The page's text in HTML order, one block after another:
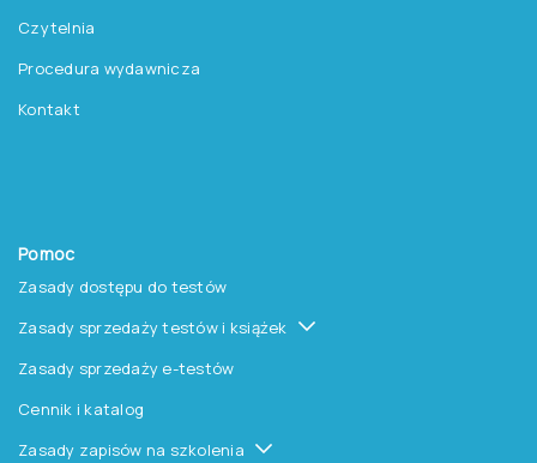
Czytelnia
Procedura wydawnicza
Kontakt
Pomoc
Zasady dostępu do testów
Zasady sprzedaży testów i książek
Zasady sprzedaży e-testów
Cennik i katalog
Zasady zapisów na szkolenia